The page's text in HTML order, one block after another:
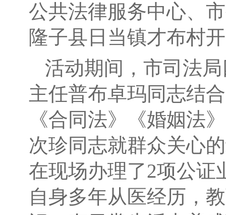
公共法律服务中心、
隆子县日当镇才布村
活动期间，市司法
主任普布卓玛同志结
《合同法》《婚姻法
次珍同志就群众关心
在现场办理了2项公证
自身多年从医经历，